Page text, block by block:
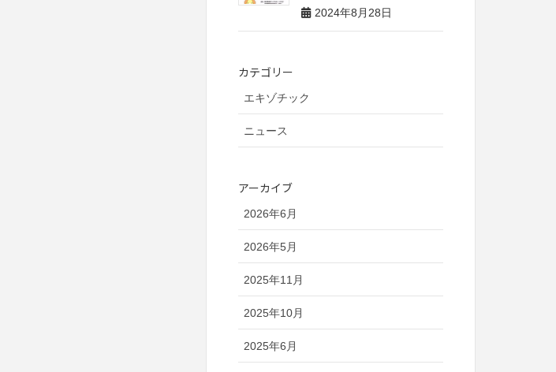
2024年8月28日
カテゴリー
エキゾチック
ニュース
アーカイブ
2026年6月
2026年5月
2025年11月
2025年10月
2025年6月